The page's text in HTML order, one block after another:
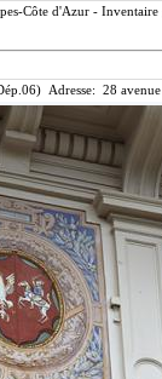
Côte d'Azur -
Adresse: 28